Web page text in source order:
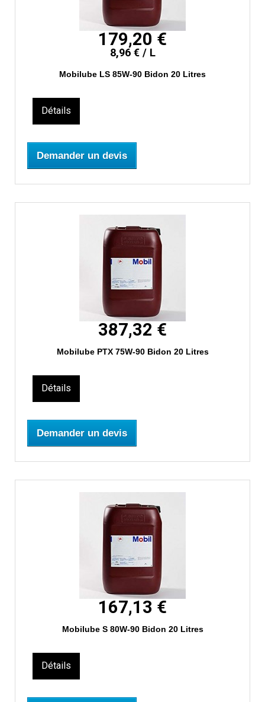
179,20 €
8,96 € / L
Mobilube LS 85W-90 Bidon 20 Litres
Détails
Demander un devis
387,32 €
Mobilube PTX 75W-90 Bidon 20 Litres
Détails
Demander un devis
167,13 €
Mobilube S 80W-90 Bidon 20 Litres
Détails